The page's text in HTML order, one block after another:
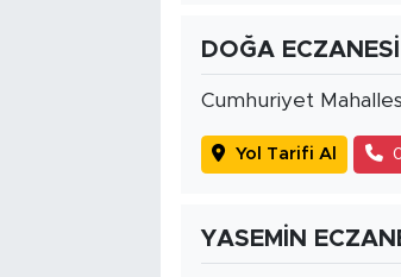
DOĞA ECZANESİ
Cumhuriyet
Yol Tarifi Al
YASEMİN